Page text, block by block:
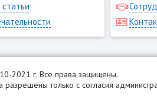
2021 г. Все права защищены.
только с согласия